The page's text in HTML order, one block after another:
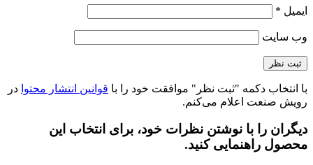
ایمیل *
وب‌ سایت
با انتخاب دکمه "ثبت نظر" موافقت خود را با قوانین انتشار محتوا در
رویش صنعت اعلام می‌کنم.
دیگران را با نوشتن نظرات خود، برای انتخاب این
محصول راهنمایی کنید.